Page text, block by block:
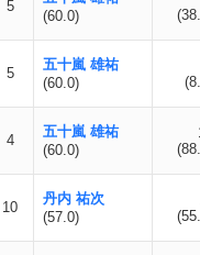
5
(60.0)
5
五十嵐 雄祐
(60.0)
4
五十嵐 雄祐
(60.0)
10
丹内 祐次
(57.0)